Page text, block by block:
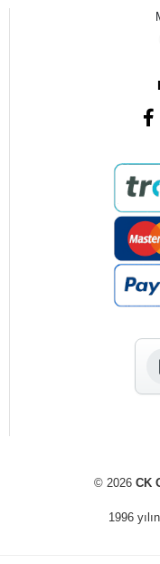
© 2026 CK
1996